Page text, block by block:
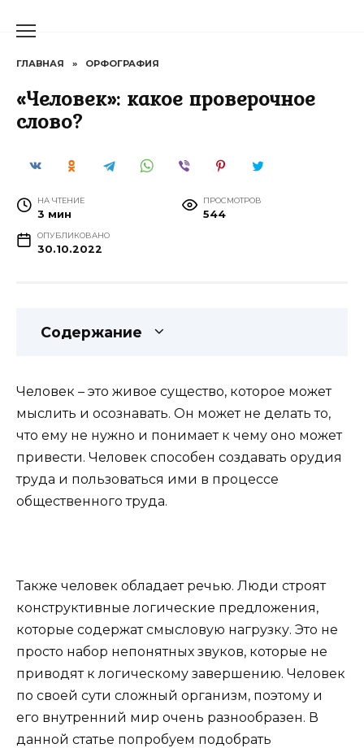
ГЛАВНАЯ » ОРФОГРАФИЯ
«Человек»: какое проверочное
слово?
НА ЧТЕНИЕ
3 мин
ПРОСМОТРОВ
544
ОПУБЛИКОВАНО
30.10.2022
Содержание
Человек – это живое существо, которое может
мыслить и осознавать. Он может не делать то,
что ему не нужно и понимает к чему оно может
привести. Человек способен создавать орудия
труда и пользоваться ими в процессе
общественного труда.
Также человек обладает речью. Люди строят
конструктивные логические предложения,
которые содержат смысловую нагрузку. Это не
просто набор непонятных звуков, которые не
приводят к логическому завершению. Человек
по своей сути сложный организм, поэтому и
его внутренний мир очень разнообразен. В
данной статье попробуем подобрать